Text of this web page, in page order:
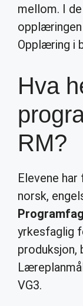
mellom. I
Opplæring i
Hva
RM?
Elevene
norsk,
yrkesfaglig
produksjon,
VG3.